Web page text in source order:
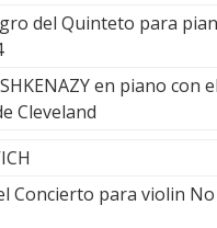
del Quinteto para
en piano con
Cleveland
Concierto para violin No